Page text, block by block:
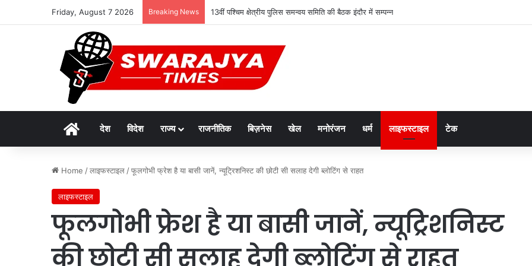
Friday, August 7 2026 Breaking News 13वीं पश्चिम क्षेत्रीय पुलिस समन्वय समिति की बैठक इंदौर में सम्पन्न
Homeदेश विदेश राज्य राजनीतिक बिज़नेस खेल मनोरंजन धर्म लाइफस्टाइल टेक
Home /लाइफस्टाइल /फूलगोभी फ्रेश है या बासी जानें, न्यूट्रिशनिस्ट की छोटी सी सलाह देगी ब्लोटिंग से राहत
लाइफस्टाइल
फूलगोभी फ्रेश है या बासी जानें, न्यूट्रिशनिस्ट
की छोटी सी सलाह देगी ब्लोटिंग से राहत